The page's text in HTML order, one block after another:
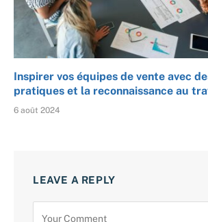
Inspirer vos équipes de vente avec
pratiques et la reconnaissance au
6 août 2024
LEAVE A REPLY